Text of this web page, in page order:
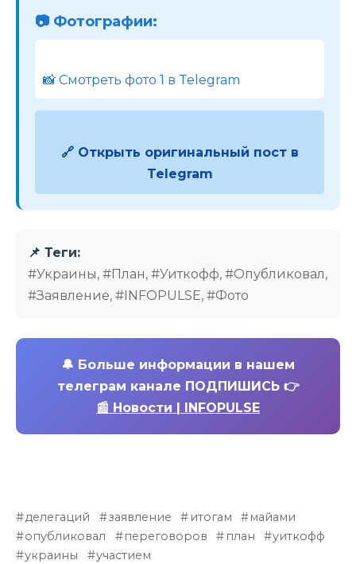
📷 Фотографии:
📸 Смотреть фото 1 в Telegram
🔗 Открыть оригинальный пост в
Telegram
📌 Теги:
#Украины, #План, #Уиткофф, #Опубликовал,
#Заявление, #INFOPULSE, #Фото
🔔 Больше информации в нашем
телеграм канале ПОДПИШИСЬ 👉
📰 Новости | INFOPULSE
делегаций заявление итогам
майами
опубликовал
переговоров план
уиткофф
украины
участием